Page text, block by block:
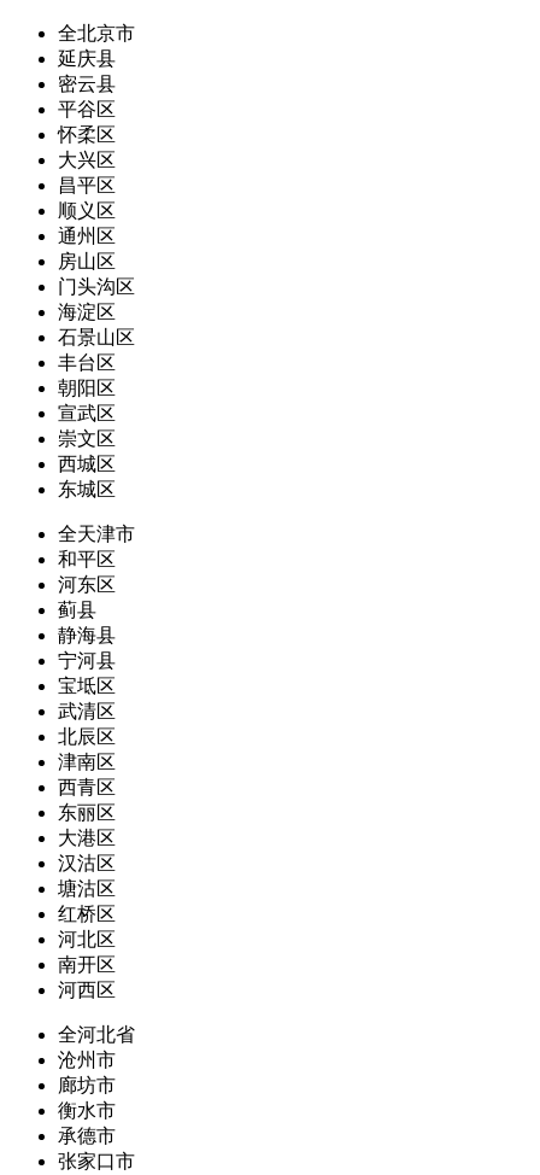
全北京市
延庆县
密云县
平谷区
怀柔区
大兴区
昌平区
顺义区
通州区
房山区
门头沟区
海淀区
石景山区
丰台区
朝阳区
宣武区
崇文区
西城区
东城区
全天津市
和平区
河东区
蓟县
静海县
宁河县
宝坻区
武清区
北辰区
津南区
西青区
东丽区
大港区
汉沽区
塘沽区
红桥区
河北区
南开区
河西区
全河北省
沧州市
廊坊市
衡水市
承德市
张家口市